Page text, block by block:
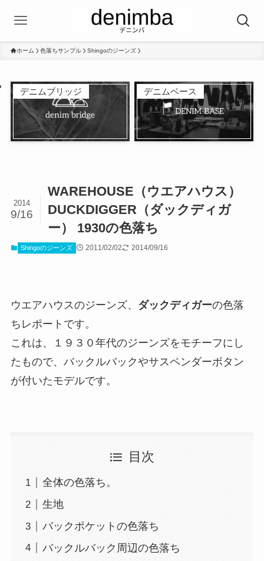
ホーム 色落ちサンプル Shingoのジーンズ
デニムブリッジ デニムベース
WAREHOUSE（ウエアハウス）
DUCKDIGGER（ダックディガ
ー） 1930の色落ち
2014
9/16
Shingoのジーンズ 2011/02/02 2014/09/16
ウエアハウスのジーンズ、 ダックディガーの色落
ちレポートです。
これは、１９３０年代のジーンズをモチーフにし
たもので、バックルバックやサスペンダーボタン
が付いたモデルです。
目次
全体の色落ち。
生地
バックポケットの色落ち
バックルバック周辺の色落ち